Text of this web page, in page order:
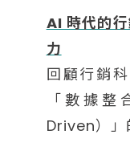
AI 時代的
力
回顧行銷
「數據
Driven）」